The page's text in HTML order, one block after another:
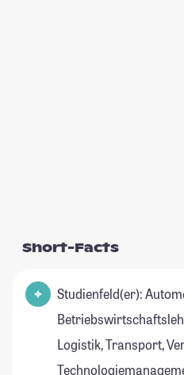
Short-Facts
Studienfeld(er):
Logistik, Transport,